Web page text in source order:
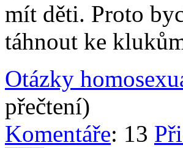
mít děti. Proto
táhnout ke
Otázky
přečtení)
Komentáře: 13